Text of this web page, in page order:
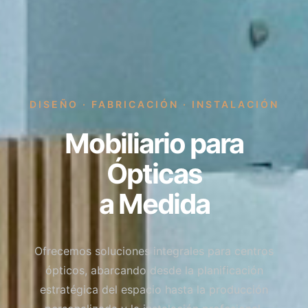
DISEÑO · FABRICACIÓN · INSTALACIÓN
Mobiliario para
Ópticas
a Medida
Ofrecemos soluciones integrales para centros
ópticos, abarcando desde la planificación
estratégica del espacio hasta la producción